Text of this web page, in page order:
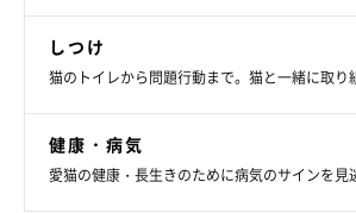
怒るのではなく、する前に大きな音で気を
イタズラができないような環境をつくった
しつけ
猫のトイレから問題行動まで。猫と一緒に取り
健康・病気
愛猫の健康・長生きのために病気のサインを見